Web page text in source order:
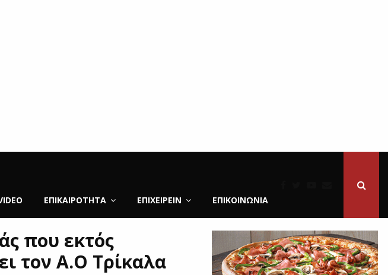
ΕΠΙΚΑΙΡΌΤΗΤΑ ΕΠΙΧΕΙΡΕΙΝ ΕΠΙΚΟΙΝΩΝΊΑ
που εκτός
τον Α.Ο Τρίκαλα